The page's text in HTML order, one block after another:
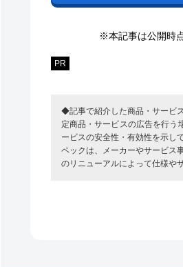
※本記事は公開時
PR
◆記事で紹介した商品・サービ
定商品・サービスの広告を行
ービスの安全性・有効性を示し
ペックは、メーカーやサービス
のリニューアルによって仕様や